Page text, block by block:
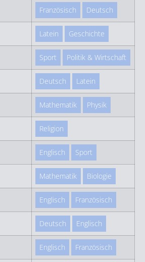
Französisch Deutsch
Latein Geschichte
Sport Politik & Wirtschaft
Deutsch Latein
Mathematik Physik
Religion
Englisch Sport
Mathematik Biologie
Englisch Französisch
Deutsch Englisch
Englisch Französisch